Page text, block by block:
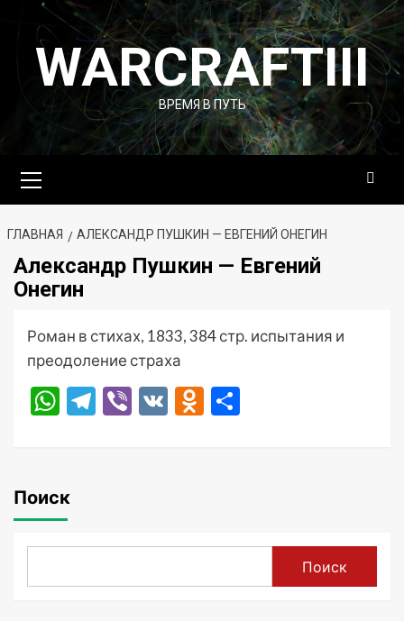
Перейти
содержимому
WARCRAFTIII
ВРЕМЯ В ПУТЬ
меню
ГЛАВНАЯ АЛЕКСАНДР ПУШКИН — ЕВГЕНИЙ ОНЕГИН
Александр Пушкин — Евгений
Онегин
Роман в стихах, 1833, 384 стр. испытания и
преодоление страха
WhatsApp
Telegram
Viber
VK Odnoklassniki
Поиск
Поиск